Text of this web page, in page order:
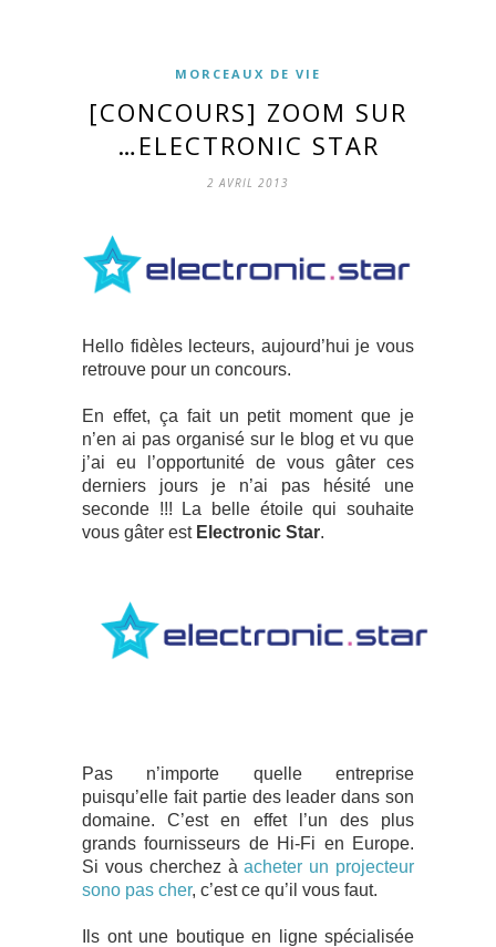
MORCEAUX DE VIE
[CONCOURS] ZOOM SUR
…ELECTRONIC STAR
2 AVRIL 2013
Hello fidèles lecteurs, aujourd’hui je vous
retrouve pour un concours.
En effet, ça fait un petit moment que je
n’en ai pas organisé sur le blog et vu que
j’ai eu l’opportunité de vous gâter ces
derniers jours je n’ai pas hésité une
seconde !!! La belle étoile qui souhaite
vous gâter est Electronic Star.
Pas n’importe quelle entreprise
puisqu’elle fait partie des leader dans son
domaine. C’est en effet l’un des plus
grands fournisseurs de Hi-Fi en Europe.
Si vous cherchez àacheter un projecteur
sono pas cher, c’est ce qu’il vous faut.
Ils ont une boutique en ligne spécialisée